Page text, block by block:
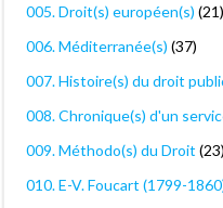
005. Droit(s) européen(s) (21)
006. Méditerranée(s) (37)
007. Histoire(s) du droit
008. Chronique(s) d'un
009. Méthodo(s) du Droit (23)
010. E-V. Foucart (1799-